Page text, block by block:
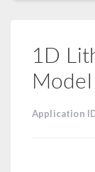
1D
Application